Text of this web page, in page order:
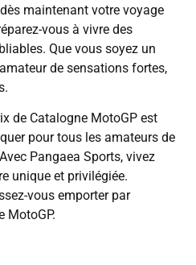
maintenant votre voyage
vous à vivre des
Que vous soyez un
de sensations fortes,
de Catalogne MotoGP est
pour tous les amateurs de
Pangaea Sports, vivez
unique et privilégiée.
vous emporter par
MotoGP.